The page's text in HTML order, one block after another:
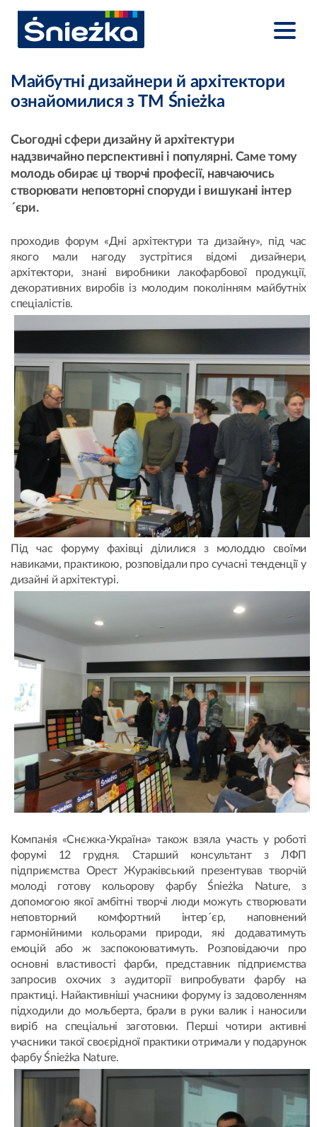
Майбутні дизайнери й архітектори
ознайомилися з ТМ Śnieżka
Сьогодні сфери дизайну й архітектури
надзвичайно перспективні і популярні. Саме тому
молодь обирає ці творчі професії, навчаючись
створювати неповторні споруди і вишукані інтер
´єри.
проходив форум «Дні архітектури та дизайну», під час
якого мали нагоду зустрітися відомі дизайнери,
архітектори, знані виробники лакофарбової продукції,
декоративних виробів із молодим поколінням майбутніх
спеціалістів.
Під час форуму фахівці ділилися з молоддю своїми
навиками, практикою, розповідали про сучасні тенденції у
дизайні й архітектурі.
Компанія «Снєжка-Україна» також взяла участь у роботі
форумі 12 грудня. Старший консультант з ЛФП
підприємства Орест Жураківський презентував творчій
молоді готову кольорову фарбу Śnieżka Nature, з
допомогою якої амбітні творчі люди можуть створювати
неповторний комфортний інтер´єр, наповнений
гармонійними кольорами природи, які додаватимуть
емоцій або ж заспокоюватимуть. Розповідаючи про
основні властивості фарби, представник підприємства
запросив охочих з аудиторії випробувати фарбу на
практиці. Найактивніші учасники форуму із задоволенням
підходили до мольберта, брали в руки валик і наносили
виріб на спеціальні заготовки. Перші чотири активні
учасники такої своєрідної практики отримали у подарунок
фарбу Śnieżka Nature.